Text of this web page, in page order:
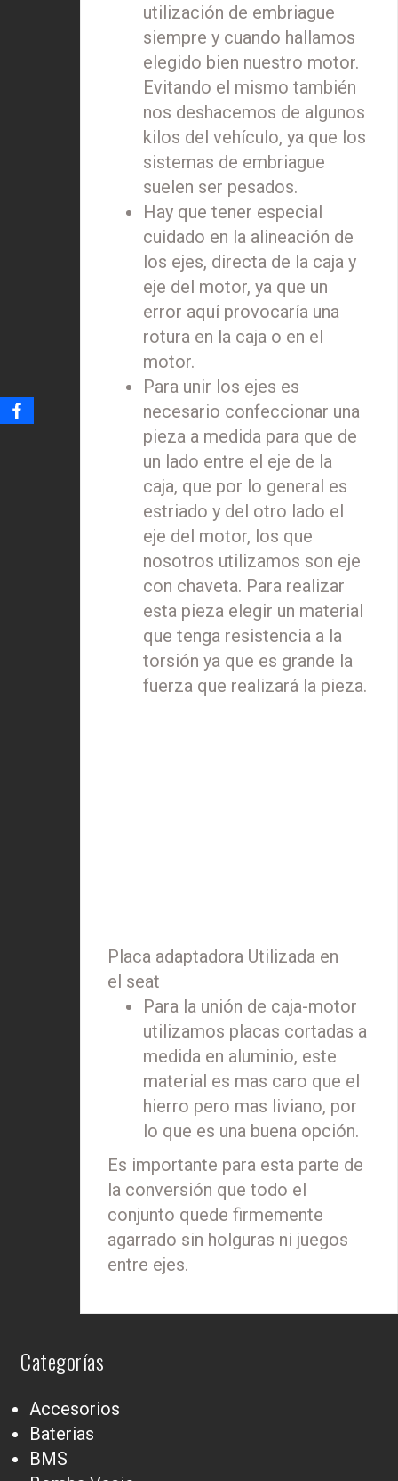
utilización de embriague
siempre y cuando hallamos
elegido bien nuestro motor.
Evitando el mismo también
nos deshacemos de algunos
kilos del vehículo, ya que los
sistemas de embriague
suelen ser pesados.
Hay que tener especial
cuidado en la alineación de
los ejes, directa de la caja y
eje del motor, ya que un
error aquí provocaría una
rotura en la caja o en el
motor.
Para unir los ejes es
necesario confeccionar una
pieza a medida para que de
un lado entre el eje de la
caja, que por lo general es
estriado y del otro lado el
eje del motor, los que
nosotros utilizamos son eje
con chaveta. Para realizar
esta pieza elegir un material
que tenga resistencia a la
torsión ya que es grande la
fuerza que realizará la pieza.
Placa adaptadora Utilizada en
el seat
Para la unión de caja-motor
utilizamos placas cortadas a
medida en aluminio, este
material es mas caro que el
hierro pero mas liviano, por
lo que es una buena opción.
Es importante para esta parte de
la conversión que todo el
conjunto quede firmemente
agarrado sin holguras ni juegos
entre ejes.
Categorías
Accesorios
Baterias
BMS